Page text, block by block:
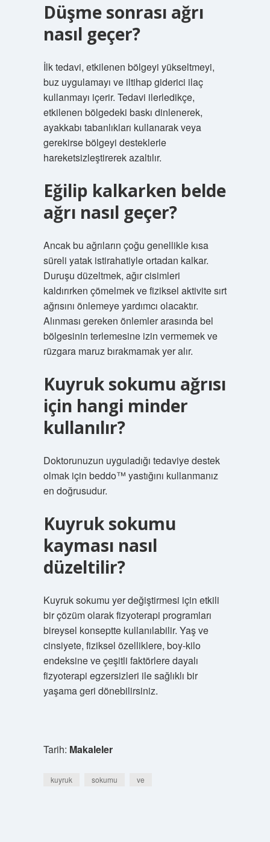
Düşme sonrası ağrı
nasıl geçer?
İlk tedavi, etkilenen bölgeyi yükseltmeyi,
buz uygulamayı ve iltihap giderici ilaç
kullanmayı içerir. Tedavi ilerledikçe,
etkilenen bölgedeki baskı dinlenerek,
ayakkabı tabanlıkları kullanarak veya
gerekirse bölgeyi desteklerle
hareketsizleştirerek azaltılır.
Eğilip kalkarken belde
ağrı nasıl geçer?
Ancak bu ağrıların çoğu genellikle kısa
süreli yatak istirahatiyle ortadan kalkar.
Duruşu düzeltmek, ağır cisimleri
kaldırırken çömelmek ve fiziksel aktivite sırt
ağrısını önlemeye yardımcı olacaktır.
Alınması gereken önlemler arasında bel
bölgesinin terlemesine izin vermemek ve
rüzgara maruz bırakmamak yer alır.
Kuyruk sokumu ağrısı
için hangi minder
kullanılır?
Doktorunuzun uyguladığı tedaviye destek
olmak için beddo™ yastığını kullanmanız
en doğrusudur.
Kuyruk sokumu
kayması nasıl
düzeltilir?
Kuyruk sokumu yer değiştirmesi için etkili
bir çözüm olarak fizyoterapi programları
bireysel konseptte kullanılabilir. Yaş ve
cinsiyete, fiziksel özelliklere, boy-kilo
endeksine ve çeşitli faktörlere dayalı
fizyoterapi egzersizleri ile sağlıklı bir
yaşama geri dönebilirsiniz.
Tarih: Makaleler
kuyruk sokumu ve